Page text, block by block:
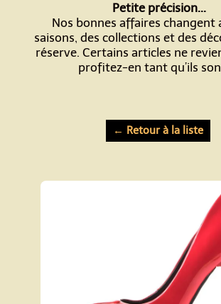
Petite précision...
Nos bonnes affaires changent
saisons, des collections et des
réserve. Certains articles ne
profitez-en tant qu’ils
← Retour à la liste